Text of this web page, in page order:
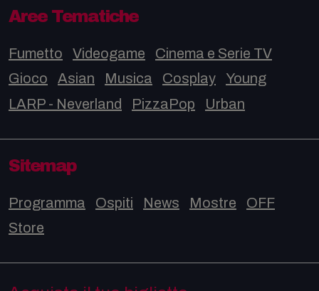
Aree Tematiche
Fumetto Videogame
Cinema e Serie TV
Gioco
Asian Musica Cosplay
Young
LARP - Neverland
PizzaPop Urban
Sitemap
Programma Ospiti News Mostre
OFF
Store